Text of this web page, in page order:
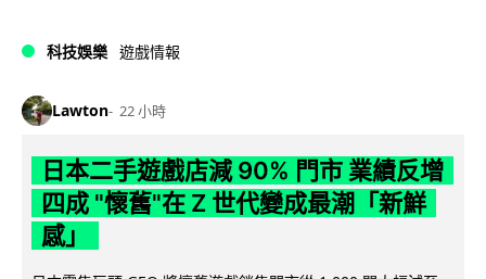
科技娛樂 遊戲情報
Lawton 22 小時
日本二手遊戲店減 90% 門市 業績反增
四成 "懷舊"在 Z 世代變成最潮「新鮮
感」